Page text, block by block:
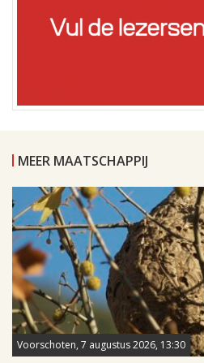
MEER MAATSCHAPPIJ
Voorschoten, 7 augustus 2026, 13:30